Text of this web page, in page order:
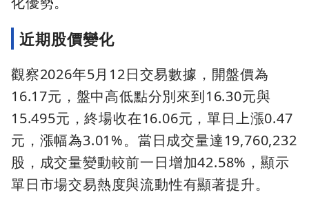
近期股價變化
觀察2026年5月12日交易數據，開盤價為
16.17元，盤中高低點分別來到16.30元與
15.495元，終場收在16.06元，單日上漲0.47
元，漲幅為3.01%。當日成交量達19,760,232
股，成交量變動較前一日增加42.58%，顯示
單日市場交易熱度與流動性有顯著提升。